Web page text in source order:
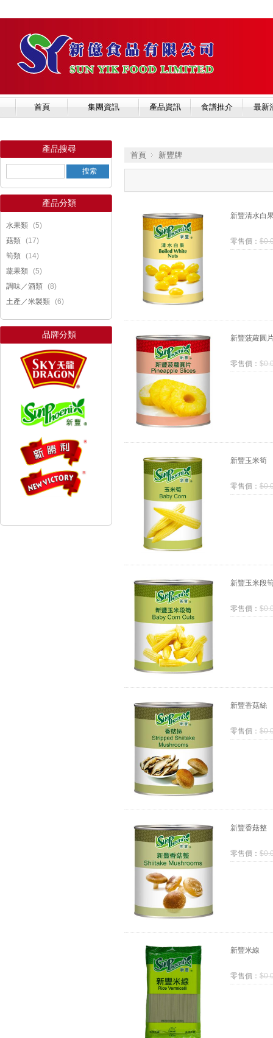
首頁 集團資訊 產品資訊 食譜推介 最新
產品搜尋
產品分類
水果類 (5)
菇類 (17)
筍類 (14)
蔬果類 (5)
調味／酒類 (8)
土產／米製類 (6)
品牌分類
首頁 新豐牌
新豐清水白
零售價： $
新豐菠蘿圓
零售價： $
新豐玉米筍
零售價： $
新豐玉米段
零售價： $
新豐香菇絲
零售價： $
新豐香菇整
零售價： $
新豐米線
零售價： $